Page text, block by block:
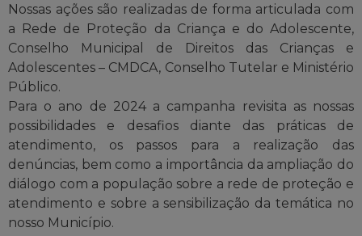
Nossas ações são realizadas de forma articulada com
a Rede de Proteção da Criança e do Adolescente,
Conselho Municipal de Direitos das Crianças e
Adolescentes – CMDCA, Conselho Tutelar e Ministério
Público.
Para o ano de 2024 a campanha revisita as nossas
possibilidades e desafios diante das práticas de
atendimento, os passos para a realização das
denúncias, bem como a importância da ampliação do
diálogo com a população sobre a rede de proteção e
atendimento e sobre a sensibilização da temática no
nosso Município.